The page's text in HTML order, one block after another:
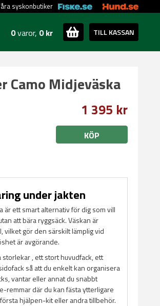
syskonbutiker
0varor, 0 kr TILL KASSAN
Camo Midjeväska
1 395 kr
KÖP
under jakten
är ett smart alternativ för dig som vill
att bära ryggsäck. Väskan är
vilket gör den särskilt lämplig vid
är avgörande.
, ett stort huvudfack, ett
så att du enkelt kan organisera
vantar eller annat du snabbt
remmar där du kan fästa ytterligare
hjälpen-kit eller andra tillbehör.